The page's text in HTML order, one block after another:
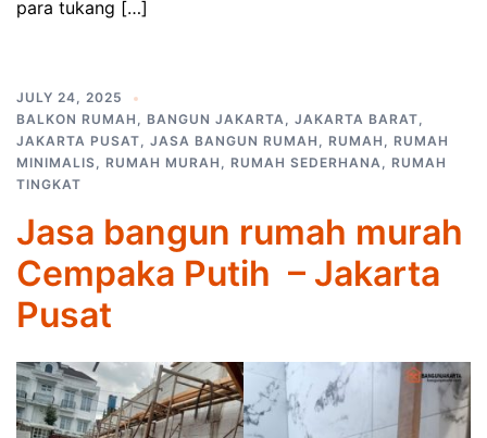
para tukang […]
JULY 24, 2025
BALKON RUMAH , BANGUN JAKARTA, JAKARTA BARAT,
JAKARTA PUSAT, JASA BANGUN RUMAH , RUMAH , RUMAH
MINIMALIS, RUMAH MURAH , RUMAH SEDERHANA, RUMAH
TINGKAT
Jasa bangun rumah murah
Cempaka Putih – Jakarta
Pusat